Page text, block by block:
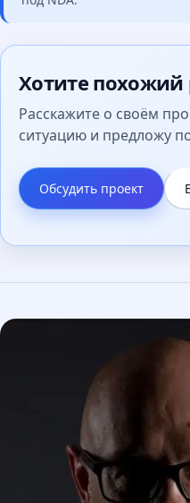
Хотите похожий
Расскажите о своём
ситуацию и предложу
Обсудить проект